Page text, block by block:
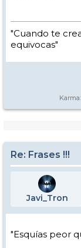
"Cuando te
equivocas"
Karma:
Re: Frases !!!
Javi_Tron
"Esquías peor